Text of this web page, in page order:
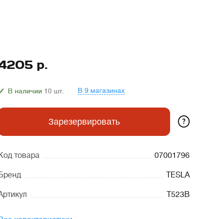
р.
В наличии 10 шт. В 9 магазинах
Зарезервировать ?
товара 07001796
TESLA
T523B